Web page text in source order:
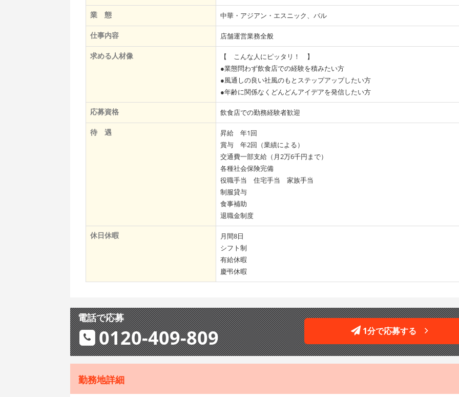
業 態 中華・アジアン・エスニック、バル
仕事内容 店舗運営業務全般
求める人材像
【 こんな人にピッタリ！ 】
●業態問わず飲食店での経験を積みたい方
●風通しの良い社風のもとステップアップしたい方
●年齢に関係なくどんどんアイデアを発信したい方
応募資格 飲食店での勤務経験者歓迎
待 遇
昇給 年1回
賞与 年2回（業績による）
交通費一部支給（月2万6千円まで）
各種社会保険完備
役職手当 住宅手当 家族手当
制服貸与
食事補助
退職金制度
休日休暇
月間8日
シフト制
有給休暇
慶弔休暇
電話で応募
0120-409-809 1分で応募する
勤務地詳細